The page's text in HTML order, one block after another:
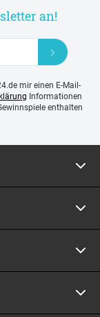
an!
mir einen E-Mail-
Informationen
enthalten